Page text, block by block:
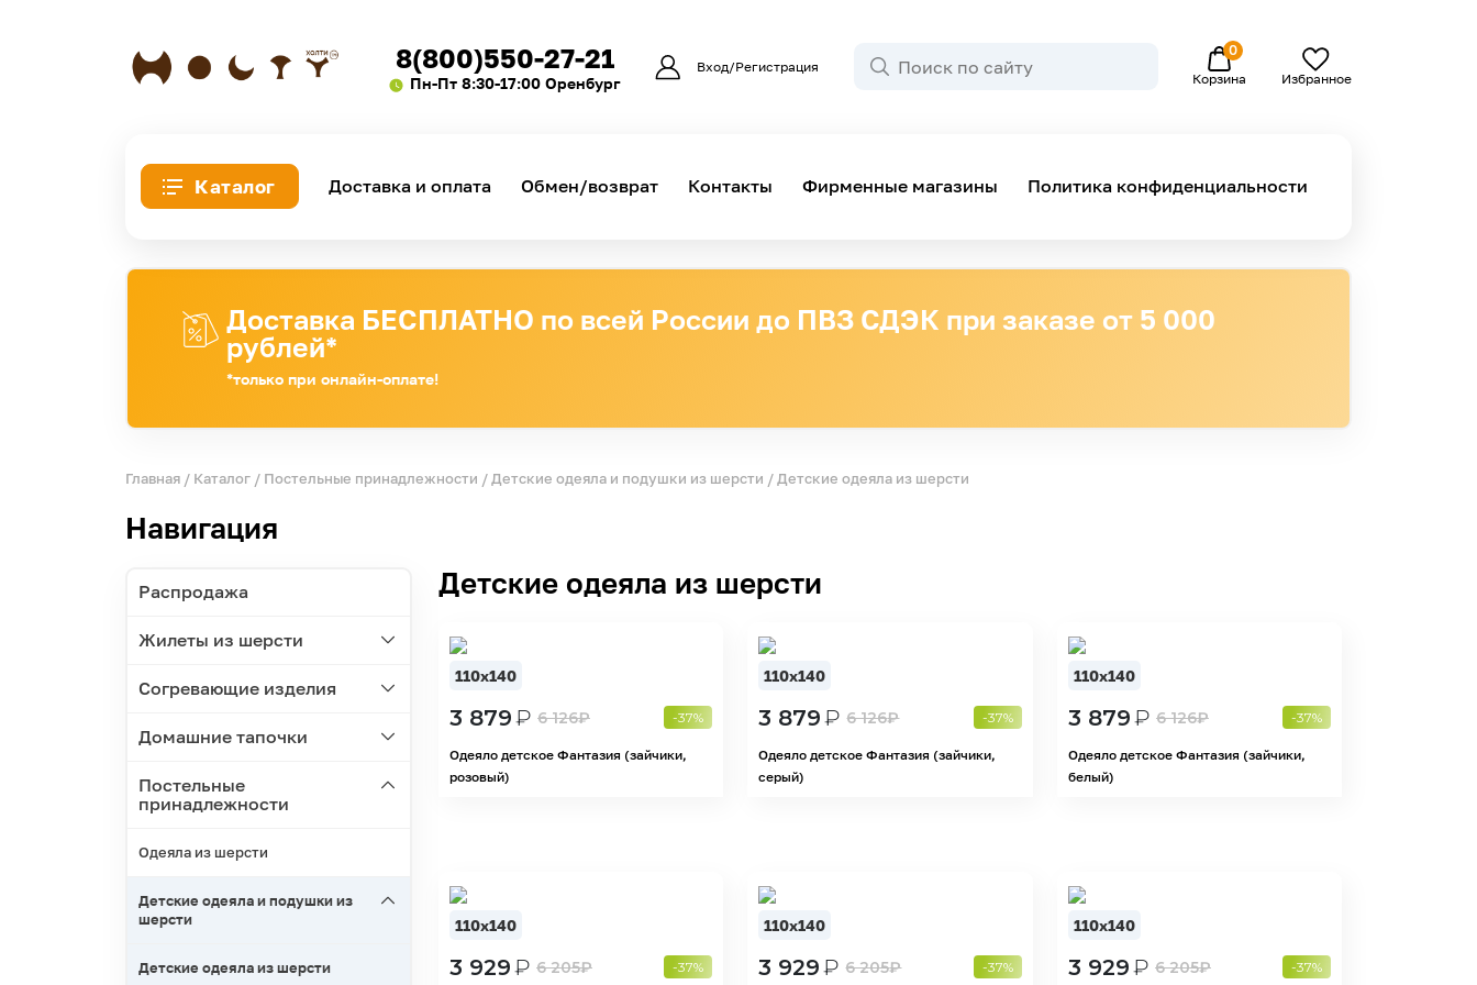
8(800)550-27-21
Пн-Пт 8:30-17:00 Оренбург
Вход/Регистрация
0
Корзина Избранное
Каталог Доставка и оплата Обмен/возврат Контакты Фирменные магазины Политика конфиденциальности
Доставка БЕСПЛАТНО по всей России до ПВЗ СДЭК при заказе от 5 000
рублей*
*только при онлайн-оплате!
Главная / Каталог / Постельные принадлежности / Детские одеяла и подушки из шерсти / Детские одеяла из шерсти
Навигация
Распродажа
Жилеты из шерсти
Согревающие изделия
Домашние тапочки
Постельные
принадлежности
Одеяла из шерсти
Детские одеяла и подушки из
шерсти
Детские одеяла из шерсти
Детские одеяла из шерсти
110х140
3 879₽ 6 126₽ -37%
Одеяло детское Фантазия (зайчики,
розовый)
110х140
3 879₽ 6 126₽ -37%
Одеяло детское Фантазия (зайчики,
серый)
110х140
3 879₽ 6 126₽ -37%
Одеяло детское Фантазия (зайчики,
белый)
110х140
3 929₽ 6 205₽ -37%
110х140
3 929₽ 6 205₽ -37%
110х140
3 929₽ 6 205₽ -37%